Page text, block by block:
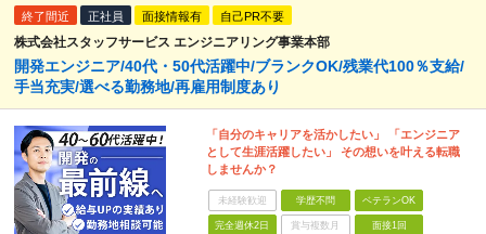
終了間近 正社員 面接情報有 自己PR不要
株式会社スタッフサービス エンジニアリング事業本部
開発エンジニア/40代・50代活躍中/ブランクOK/残業代100％支給/
手当充実/選べる勤務地/再雇用制度あり
「自分のキャリアを活かしたい」 「エンジニア
として生涯活躍したい」 その想いを叶える転職
しませんか？
未経験歓迎 学歴不問 ベテランOK
完全週休2日 賞与複数月 面接1回